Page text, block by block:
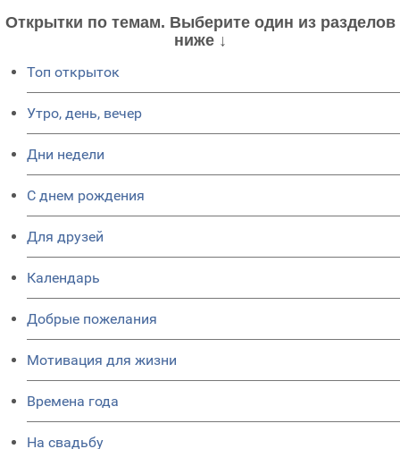
Открытки по темам. Выберите один из разделов
ниже ↓
Топ открыток
Утро, день, вечер
Дни недели
C днем рождения
Для друзей
Календарь
Добрые пожелания
Мотивация для жизни
Времена года
На свадьбу